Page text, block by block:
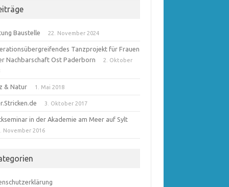
Baustelle 22. November 2024
Tanzprojekt für Frauen
Nachbarschaft Ost Paderborn
2. Oktober
& Natur 1. Mai 2018
3. Oktober 2017
in der Akademie am Meer auf Sylt
November 2016